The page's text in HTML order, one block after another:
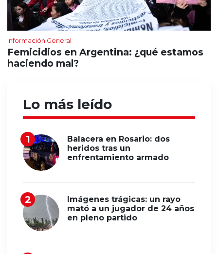
Información General
Femicidios en Argentina: ¿qué estamos
haciendo mal?
Lo más leído
Balacera en Rosario: dos
heridos tras un
enfrentamiento armado
Imágenes trágicas: un rayo
mató a un jugador de 24 años
en pleno partido